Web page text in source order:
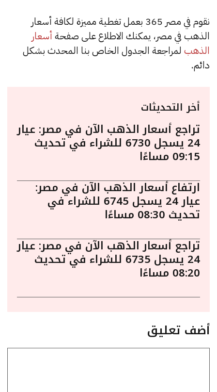
نقوم في مصر 365 بعمل تغطية مميزة لكافة أسعار
الذهب في مصر، يمكنك الاطلاع على صفحة أسعار
الذهب لمراجعة الجدول الخاص بنا المحدث بشكل
دائم.
أخر التحديثات
تراجع أسعار الذهب الآن في مصر: عيار
24 يسجل 6730 للشراء في تحديث
09:15 مساءًا
ارتفاع أسعار الذهب الآن في مصر:
عيار 24 يسجل 6745 للشراء في
تحديث 08:30 مساءًا
تراجع أسعار الذهب الآن في مصر: عيار
24 يسجل 6735 للشراء في تحديث
08:20 مساءًا
أضف تعليق